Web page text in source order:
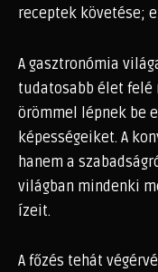
receptek követése;
A gasztronómia
tudatosabb élet felé
örömmel lépnek be
képességeiket. A
hanem a
világban mindenki
ízeit.
A főzés tehát